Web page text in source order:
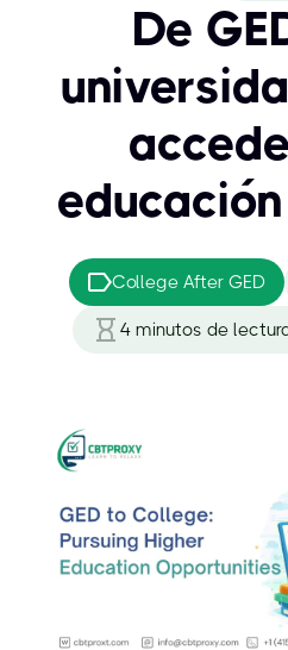
De
College After GED
4 minutos de